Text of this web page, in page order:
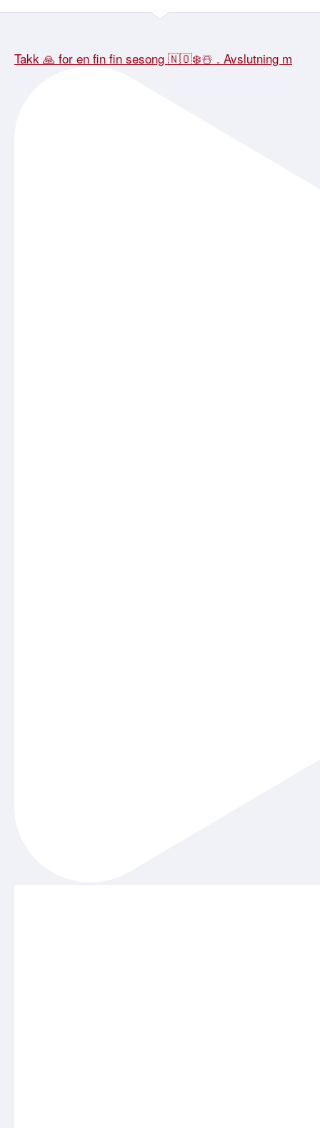
Takk 🙏 for en fin fin sesong 🇳🇴❄️☃️ . Avslutning m